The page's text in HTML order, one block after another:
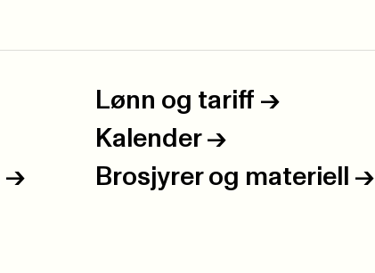
Lønn og tariff ->
Kalender ->
-> Brosjyrer og materiell ->